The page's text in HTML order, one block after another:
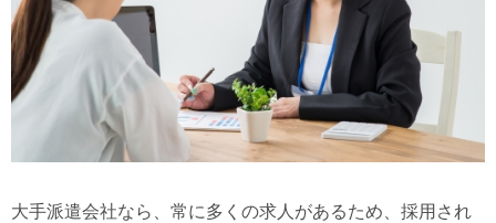
大手派遣会社なら、常に多くの求人があるため、採用され